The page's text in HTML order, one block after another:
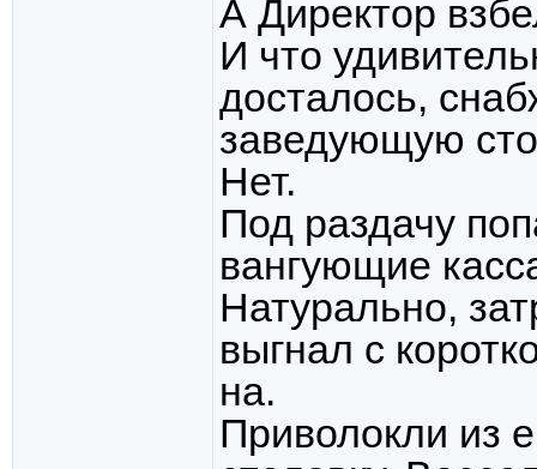
А Директор
И что
досталось,
заведующую
Нет.
Под раздачу
вангующие
Натурально,
выгнал с
на.
Приволокли из